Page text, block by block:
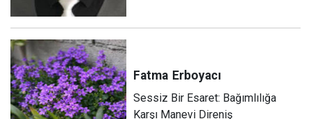
Fatma Erboyacı
Sessiz Bir Esaret: Bağımlılığa
Karşı Manevi Direniş